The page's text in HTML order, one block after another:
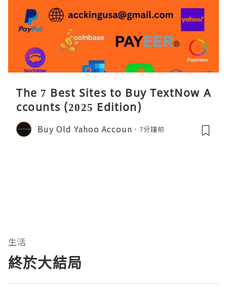
The 7 Best Sites to Buy TextNow A
ccounts (2025 Edition)
Buy Old Yahoo Accoun 7分鐘前
生活
終於大結局